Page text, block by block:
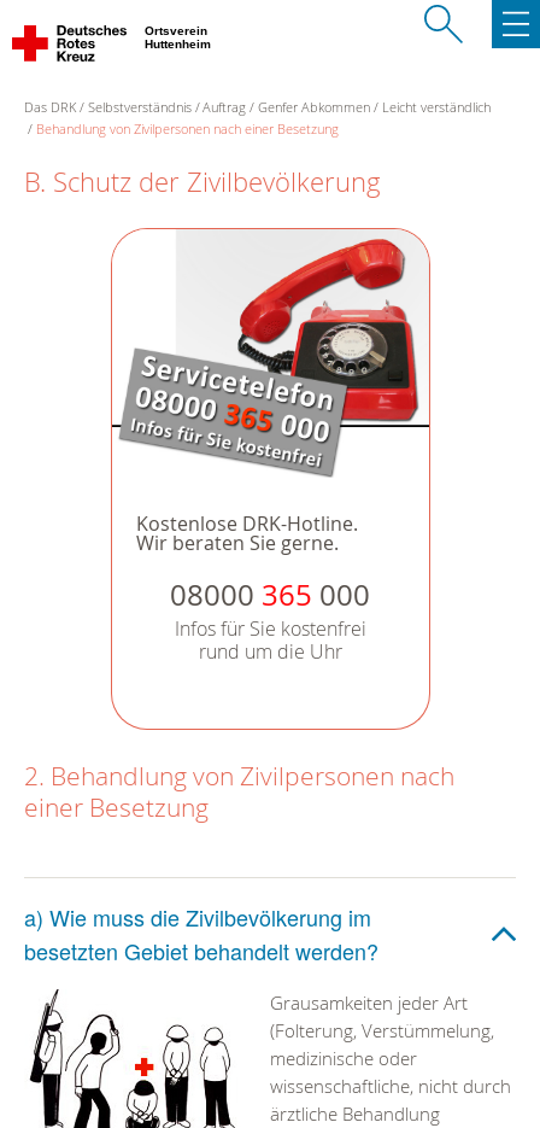
Ortsverein
Huttenheim
Das DRK Selbstverständnis Auftrag Genfer Abkommen
Leicht verständlich
Behandlung von Zivilpersonen nach einer Besetzung
B. Schutz der Zivilbevölkerung
Kostenlose DRK-Hotline.
Wir beraten Sie gerne.
08000 365 000
Infos für Sie kostenfrei
rund um die Uhr
2. Behandlung von Zivilpersonen nach
einer Besetzung
a) Wie muss die Zivilbevölkerung im
besetzten Gebiet behandelt werden?
Grausamkeiten jeder Art
(Folterung, Verstümmelung,
medizinische oder
wissenschaftliche, nicht durch
ärztliche Behandlung